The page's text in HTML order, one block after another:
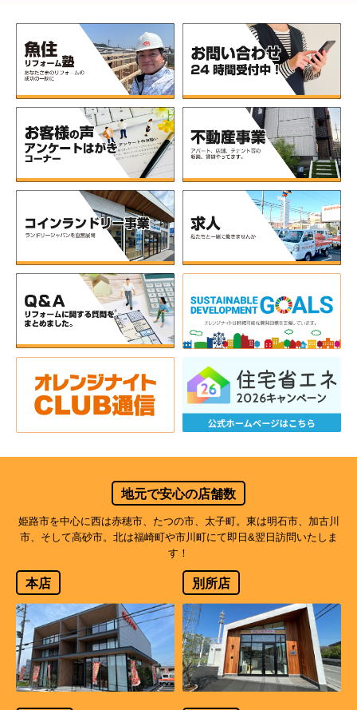
地元で安心の店舗数
姫路市を中心に西は赤穂市、たつの市、太子町。東は明石市、加古川
市、そして高砂市。北は福崎町や市川町にて即日&翌日訪問いたしま
す！
本店 別所店